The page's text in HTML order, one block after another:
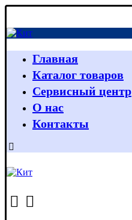
Главная
Каталог товаров
Сервисный центр
О нас
Контакты